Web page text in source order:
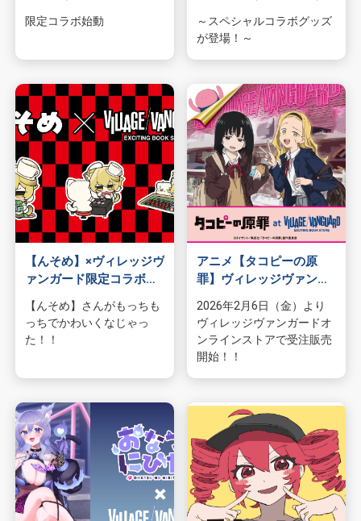
限定コラボ始動
～スペシャルコラボグッズ
が登場！～
【んそめ】×ヴィレッジヴ
ァンガード限定コラボグ
ッズが発売！
【んそめ】さんがもっちも
っちでかわいくなじゃっ
た！！
アニメ【タコピーの原
罪】ヴィレッジヴァンガ
ード限定グッズ発売決
定！！
2026年2月6日（金）より
ヴィレッジヴァンガードオ
ンラインストアで受注販売
開始！！